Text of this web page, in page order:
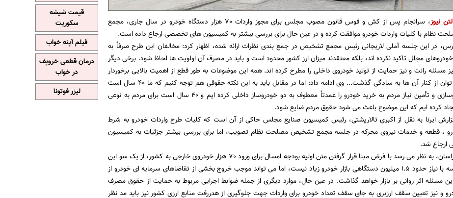
نیوز
، سرانجام پس از کش و قوس قانون مصوب مجلس برای مجوز واردات 70 هزار دستگاه خودرو در سال جاری، مجمع
نظام با کلیات واردات خودرو موافقت کرده و در عین حال برای بررسی بیشتر به کمیسیون های تخصصی ارجاع داده است.
در این جلسه آملی لاریجانی رئیس مجمع تشخیص در جمع بندی نظرات ارائه شده، اظهار کرد: مخالفان این طرح صرفاً به
مجلل تاکید نکرده اند، بلکه معتقدند میزان ارز کشور محدود است و باید در مصرف آن اولویت ها لحاظ شود. برخی دیگر
مسئله رانت و نیز حمایت از تولید خودروی داخلی را مطرح کرده اند. همه این موضوعات به طور قطع از اهمیت بالایی برخوردار
است و نمی توان از کنار آن ها به سادگی گذشت... وی ادامه داد: اما در مقابل باید به این نکته حقوقی هم توجه کنیم که ما 40 سال است
مقوله خودروسازی و تأمین نیاز مردم به خرید خودرو را عمدتاً معطوف به دو خودروساز داخلی کرده ایم و 40 سال است برای مردم به نوعی
کرده ایم که این موضوع باعث می شود حقوق مردم ضایع شود.
ایرنا به نقل از اکبری تالارپشتی، رئیس کمیسیون صنایع مجلس حاکی از آن است که کلیات طرح واردات خودرو به شرط
، قطعه و خدمات نیروی محرکه در جلسه مجمع تشخیص مصلحت نظام تصویب، اما برای بررسی بیشتر جزئیات به کمیسیون
شد.
به گزارش خراسان، به نظر می رسد با فرض مبنا قرار گرفتن متن اولیه بودجه امسال برای ورود 70 هزار خودروی خارجی به کشور، از یک سو این
رقم در مقایسه با نیاز حدود 1.5 میلیون دستگاهی بازار خودرو زیاد نیست، اما می تواند موجب خروج بخشی از تقاضاهای سرمایه ای خودرو از
مسئله اثر روانی بر بازار خواهد گذاشت. در عین حال، موارد دیگری از جمله ضوابط اجرایی مربوط به حمایت از حقوق مصرف
و نیز تعیین سقف ارزبری به جای سقف تعداد خودرو برای واردات جهت جلوگیری از هدررفت منابع ارزی کشور نیز باید مد نظر
قیمت شیشه
سکوریت
فیلم آپنه خواب
درمان قطعی خروپف
در خواب
لیزر فوتونا